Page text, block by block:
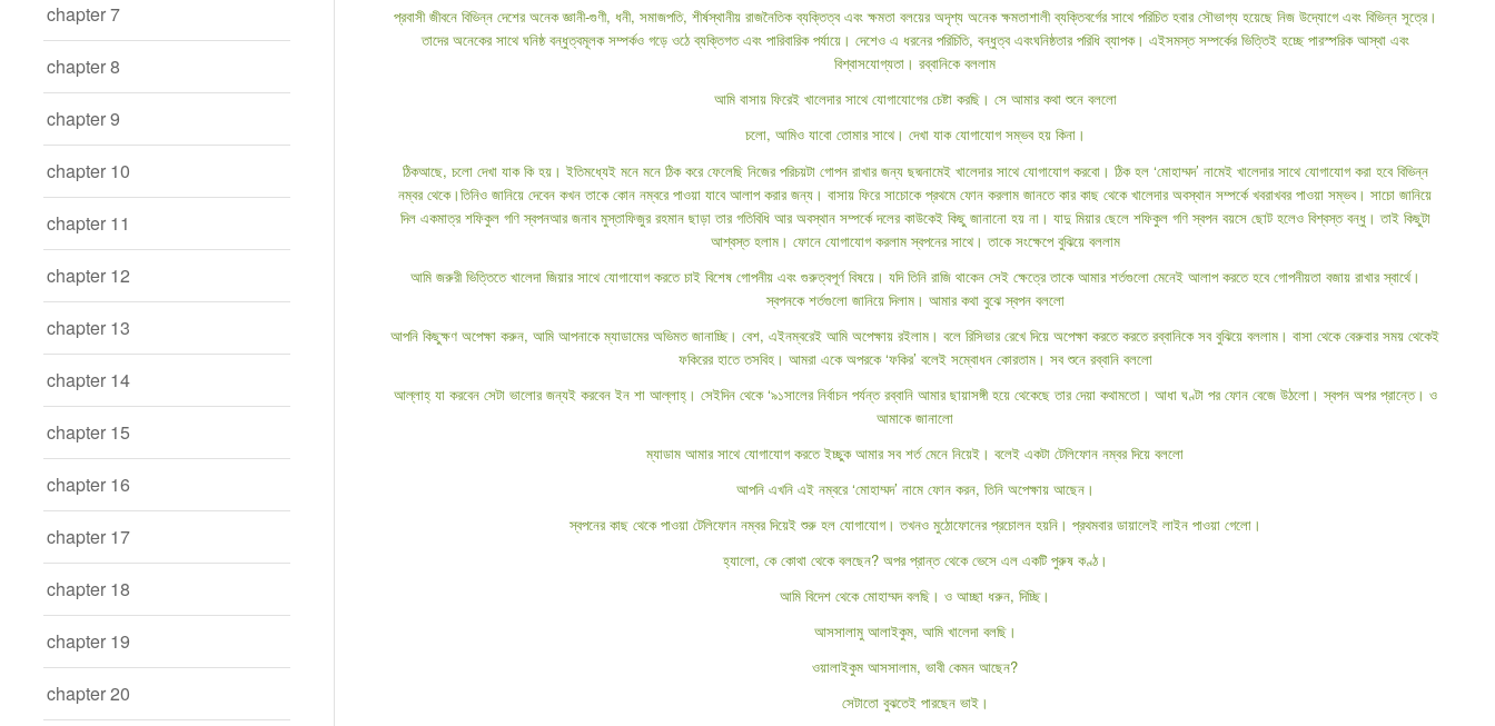
chapter 7
chapter 8
chapter 9
chapter 10
chapter 11
chapter 12
chapter 13
chapter 14
chapter 15
chapter 16
chapter 17
chapter 18
chapter 19
chapter 20
প্রবাসী জীবনে বিভিন্ন দেশের অনেক জ্ঞানী-গুণী, ধনী, সমাজপতি, শীর্ষস্থানীয় রাজনৈতিক ব্যক্তিত্ব এবং ক্ষমতা বলয়ের অদৃশ্য অনেক ক্ষমতাশালী ব্যক্তিবর্গের সাথে পরিচিত হবার সৌভাগ্য হয়েছে নিজ উদ্যোগে এবং বিভিন্ন সূত্রে।
তাদের অনেকের সাথে ঘনিষ্ঠ বন্ধুত্বমূলক সম্পর্কও গড়ে ওঠে ব্যক্তিগত এবং পারিবারিক পর্যায়ে। দেশেও এ ধরনের পরিচিতি, বন্ধুত্ব এবংঘনিষ্ঠতার পরিধি ব্যাপক। এইসমস্ত সম্পর্কের ভিত্তিই হচ্ছে পারস্পরিক আস্থা এবং
বিশ্বাসযোগ্যতা। রব্বানিকে বললাম
আমি বাসায় ফিরেই খালেদার সাথে যোগাযোগের চেষ্টা করছি। সে আমার কথা শুনে বললো
চলো, আমিও যাবো তোমার সাথে। দেখা যাক যোগাযোগ সম্ভব হয় কিনা।
ঠিকআছে, চলো দেখা যাক কি হয়। ইতিমধ্যেই মনে মনে ঠিক করে ফেলেছি নিজের পরিচয়টা গোপন রাখার জন্য ছদ্মনামেই খালেদার সাথে যোগাযোগ করবো। ঠিক হল ‘মোহাম্মদ’ নামেই খালেদার সাথে যোগাযোগ করা হবে বিভিন্ন
নম্বর থেকে।তিনিও জানিয়ে দেবেন কখন তাকে কোন নম্বরে পাওয়া যাবে আলাপ করার জন্য। বাসায় ফিরে সাচোকে প্রথমে ফোন করলাম জানতে কার কাছ থেকে খালেদার অবস্থান সম্পর্কে খবরাখবর পাওয়া সম্ভব। সাচো জানিয়ে
দিল একমাত্র শফিকুল গণি স্বপনআর জনাব মুস্তাফিজুর রহমান ছাড়া তার গতিবিধি আর অবস্থান সম্পর্কে দলের কাউকেই কিছু জানানো হয় না। যাদু মিয়ার ছেলে শফিকুল গণি স্বপন বয়সে ছোট হলেও বিশ্বস্ত বন্ধু। তাই কিছুটা
আশ্বস্ত হলাম। ফোনে যোগাযোগ করলাম স্বপনের সাথে। তাকে সংক্ষেপে বুঝিয়ে বললাম
আমি জরুরী ভিত্তিতে খালেদা জিয়ার সাথে যোগাযোগ করতে চাই বিশেষ গোপনীয় এবং গুরুত্বপূর্ণ বিষয়ে। যদি তিনি রাজি থাকেন সেই ক্ষেত্রে তাকে আমার শর্তগুলো মেনেই আলাপ করতে হবে গোপনীয়তা বজায় রাখার স্বার্থে।
স্বপনকে শর্তগুলো জানিয়ে দিলাম। আমার কথা বুঝে স্বপন বললো
আপনি কিছুক্ষণ অপেক্ষা করুন, আমি আপনাকে ম্যাডামের অভিমত জানাচ্ছি। বেশ, এইনম্বরেই আমি অপেক্ষায় রইলাম। বলে রিসিভার রেখে দিয়ে অপেক্ষা করতে করতে রব্বানিকে সব বুঝিয়ে বললাম। বাসা থেকে বেরুবার সময় থেকেই
ফকিরের হাতে তসবিহ। আমরা একে অপরকে ‘ফকির’ বলেই সম্বোধন কোরতাম। সব শুনে রব্বানি বললো
আল্লাহ্‌ যা করবেন সেটা ভালোর জন্যই করবেন ইন শা আল্লাহ্‌। সেইদিন থেকে ‘৯১সালের নির্বাচন পর্যন্ত রব্বানি আমার ছায়াসঙ্গী হয়ে থেকেছে তার দেয়া কথামতো। আধা ঘণ্টা পর ফোন বেজে উঠলো। স্বপন অপর প্রান্তে। ও
আমাকে জানালো
ম্যাডাম আমার সাথে যোগাযোগ করতে ইচ্ছুক আমার সব শর্ত মেনে নিয়েই। বলেই একটা টেলিফোন নম্বর দিয়ে বললো
আপনি এখনি এই নম্বরে ‘মোহাম্মদ’ নামে ফোন করন, তিনি অপেক্ষায় আছেন।
স্বপনের কাছ থেকে পাওয়া টেলিফোন নম্বর দিয়েই শুরু হল যোগাযোগ। তখনও মুঠোফোনের প্রচোলন হয়নি। প্রথমবার ডায়ালেই লাইন পাওয়া গেলো।
হ্যালো, কে কোথা থেকে বলছেন? অপর প্রান্ত থেকে ভেসে এল একটি পুরুষ কণ্ঠ।
আমি বিদেশ থেকে মোহাম্মদ বলছি। ও আচ্ছা ধরুন, দিচ্ছি।
আসসালামু আলাইকুম, আমি খালেদা বলছি।
ওয়ালাইকুম আসসালাম, ভাবী কেমন আছেন?
সেটাতো বুঝতেই পারছেন ভাই।